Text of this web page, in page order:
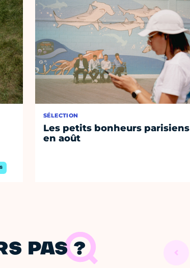
SÉLECTION
Les petits bonheurs parisiens
en août
PAS ?